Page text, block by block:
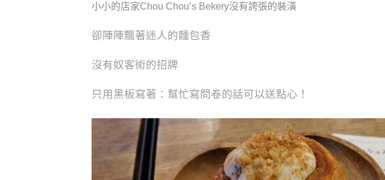
小小的店家Chou Chou’s Bekery沒有誇張的裝潢
卻陣陣飄著迷人的麵包香
沒有奴客術的招牌
只用黑板寫著：幫忙寫問卷的話可以送點心！